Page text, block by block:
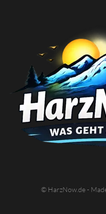
© HarzNow.de -